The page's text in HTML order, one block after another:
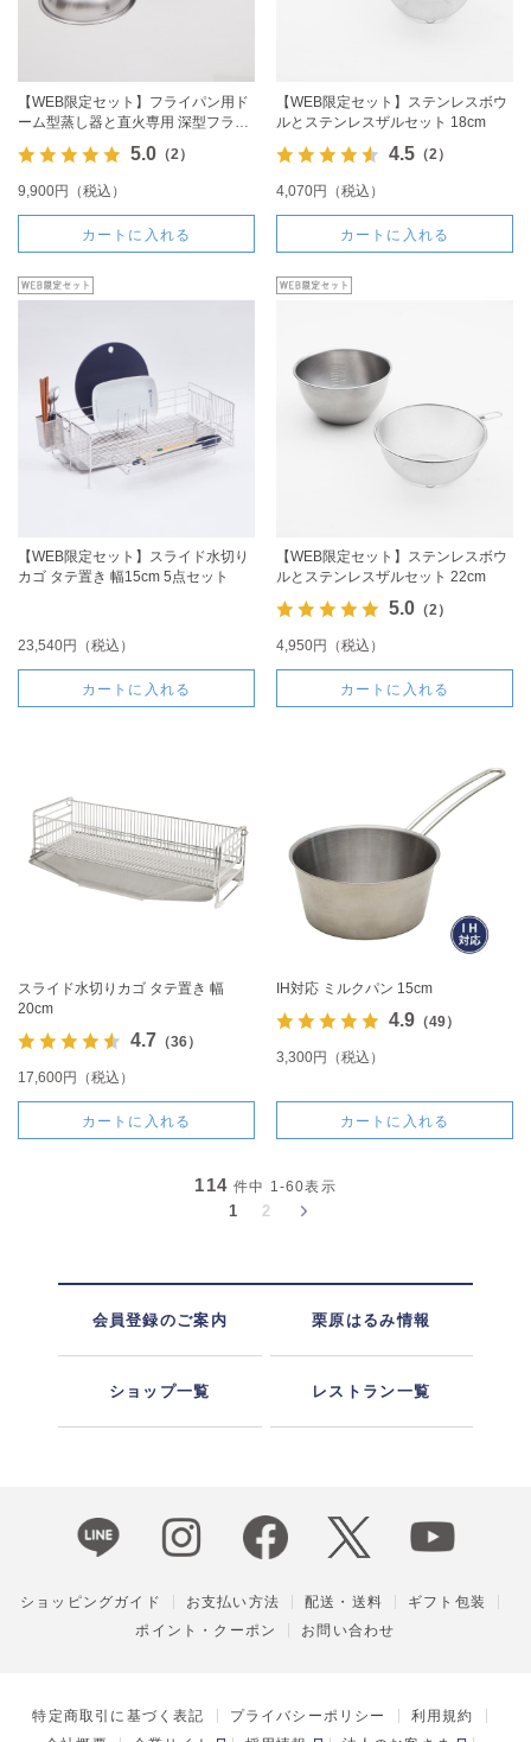
【WEB限定セット】フライパン用ド
ーム型蒸し器と直火専用 深型フライ
パン20cmのセット
5.0（2）
9,900円（税込）
カートに入れる
【WEB限定セット】ステンレスボウ
ルとステンレスザルセット 18cm
4.5（2）
4,070円（税込）
カートに入れる
【WEB限定セット】スライド水切り
カゴ タテ置き 幅15cm 5点セット
23,540円（税込）
カートに入れる
【WEB限定セット】ステンレスボウ
ルとステンレスザルセット 22cm
5.0（2）
4,950円（税込）
カートに入れる
スライド水切りカゴ タテ置き 幅
20cm
4.7 （36）
17,600円（税込）
カートに入れる
IH対応 ミルクパン 15cm
4.9（49）
3,300円（税込）
カートに入れる
114 件中 1-60表示
1 2
会員登録のご案内 栗原はるみ情報
ショップ一覧 レストラン一覧
ショッピングガイド お支払い方法 配送・送料
ギフト包装
ポイント・クーポン
お問い合わせ
特定商取引に基づく表記 プライバシーポリシー
利用規約